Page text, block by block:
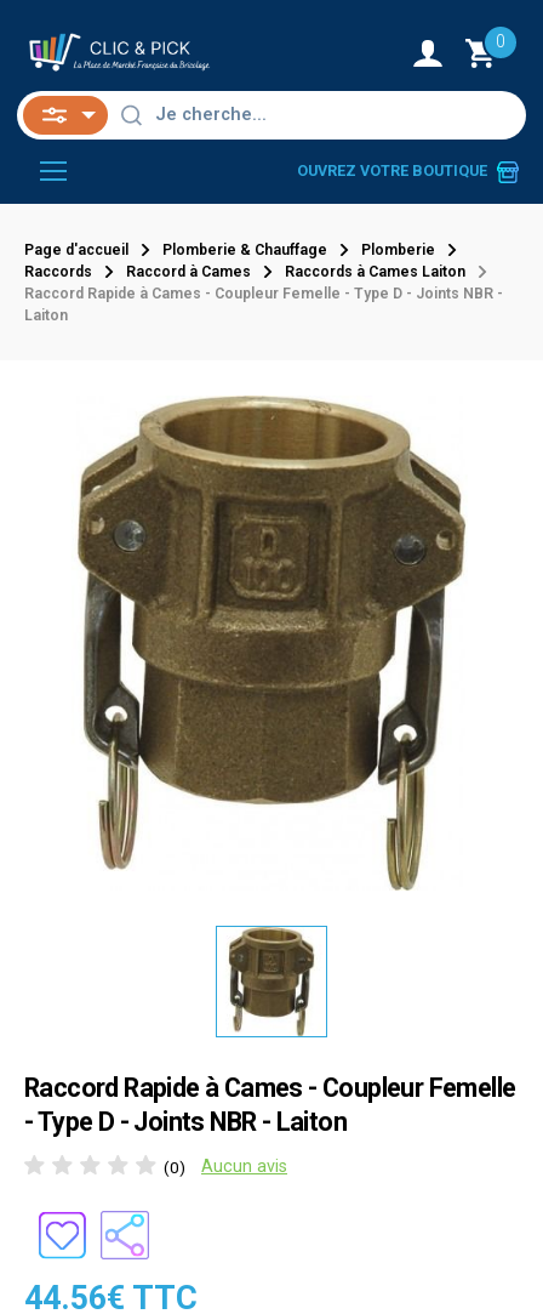
0
OUVREZ VOTRE BOUTIQUE
Page d'accueil Plomberie & Chauffage
Plomberie
Raccords
Raccord à Cames
Raccords à Cames Laiton
Raccord Rapide à Cames - Coupleur Femelle - Type D - Joints NBR -
Laiton
Raccord Rapide à Cames - Coupleur Femelle
- Type D - Joints NBR - Laiton
(0) Aucun avis
44.56€ TTC